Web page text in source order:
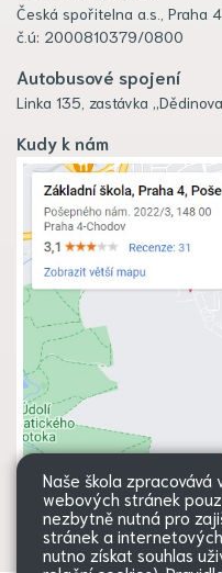
Česká spořitelna a.s., Praha 4
č.ú: 2000810379/0800
Autobusové spojení
Linka 135, zastávka
Kudy k nám
Naše škola zpracovává
webových stránek
nezbytně nutná pro
stránek a
nutno získat souhlas